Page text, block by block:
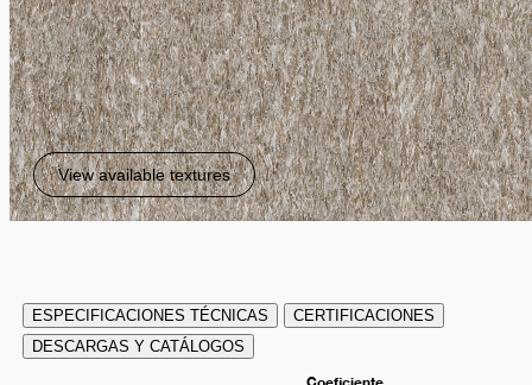
View available textures
ESPECIFICACIONES TÉCNICAS
CERTIFICACIONES
DESCARGAS Y CATÁLOGOS